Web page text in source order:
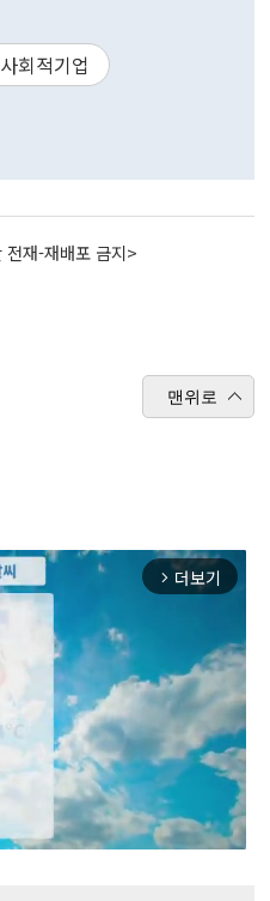
사회적기업
재-재배포 금지>
맨위로
arrow_forward_ios 더보기